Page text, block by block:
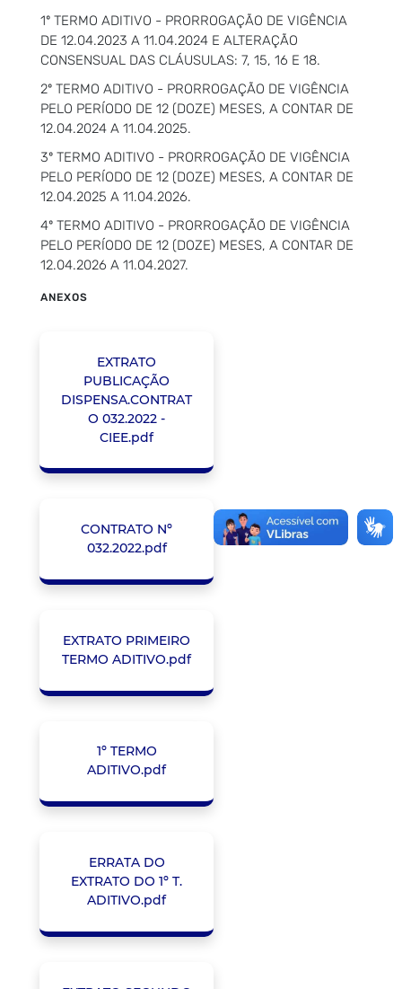
1º TERMO ADITIVO - PRORROGAÇÃO DE VIGÊNCIA
DE 12.04.2023 A 11.04.2024 E ALTERAÇÃO
CONSENSUAL DAS CLÁUSULAS: 7, 15, 16 E 18.
2º TERMO ADITIVO - PRORROGAÇÃO DE VIGÊNCIA
PELO PERÍODO DE 12 (DOZE) MESES, A CONTAR DE
12.04.2024 A 11.04.2025.
3º TERMO ADITIVO - PRORROGAÇÃO DE VIGÊNCIA
PELO PERÍODO DE 12 (DOZE) MESES, A CONTAR DE
12.04.2025 A 11.04.2026.
4º TERMO ADITIVO - PRORROGAÇÃO DE VIGÊNCIA
PELO PERÍODO DE 12 (DOZE) MESES, A CONTAR DE
12.04.2026 A 11.04.2027.
ANEXOS
EXTRATO
PUBLICAÇÃO
DISPENSA.CONTRAT
O 032.2022 -
CIEE.pdf
CONTRATO Nº
032.2022.pdf
EXTRATO PRIMEIRO
TERMO ADITIVO.pdf
1º TERMO
ADITIVO.pdf
ERRATA DO
EXTRATO DO 1º T.
ADITIVO.pdf